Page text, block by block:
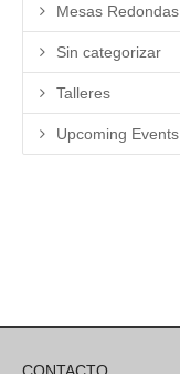
Mesas Redondas
Sin categorizar
Talleres
Upcoming Events